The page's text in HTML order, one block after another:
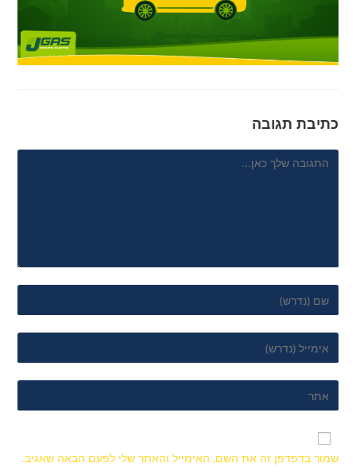
כתיבת תגובה
שמור בדפדפן זה את השם, האימייל והאתר שלי לפעם הבאה שאגיב.